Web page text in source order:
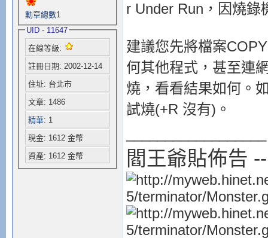
勳章總數1
UID - 11647
在線等級:
註冊日期: 2002-12-14
住址: 台北市
文章: 1486
精華: 1
現金: 1612 金幣
資產: 1612 金幣
r Under Run，因燒錄
建議您先將檔案
何其他程式，甚至連
燒，看看結果如何。
試燒(+R 沒有)。
閻王爺貼佈告